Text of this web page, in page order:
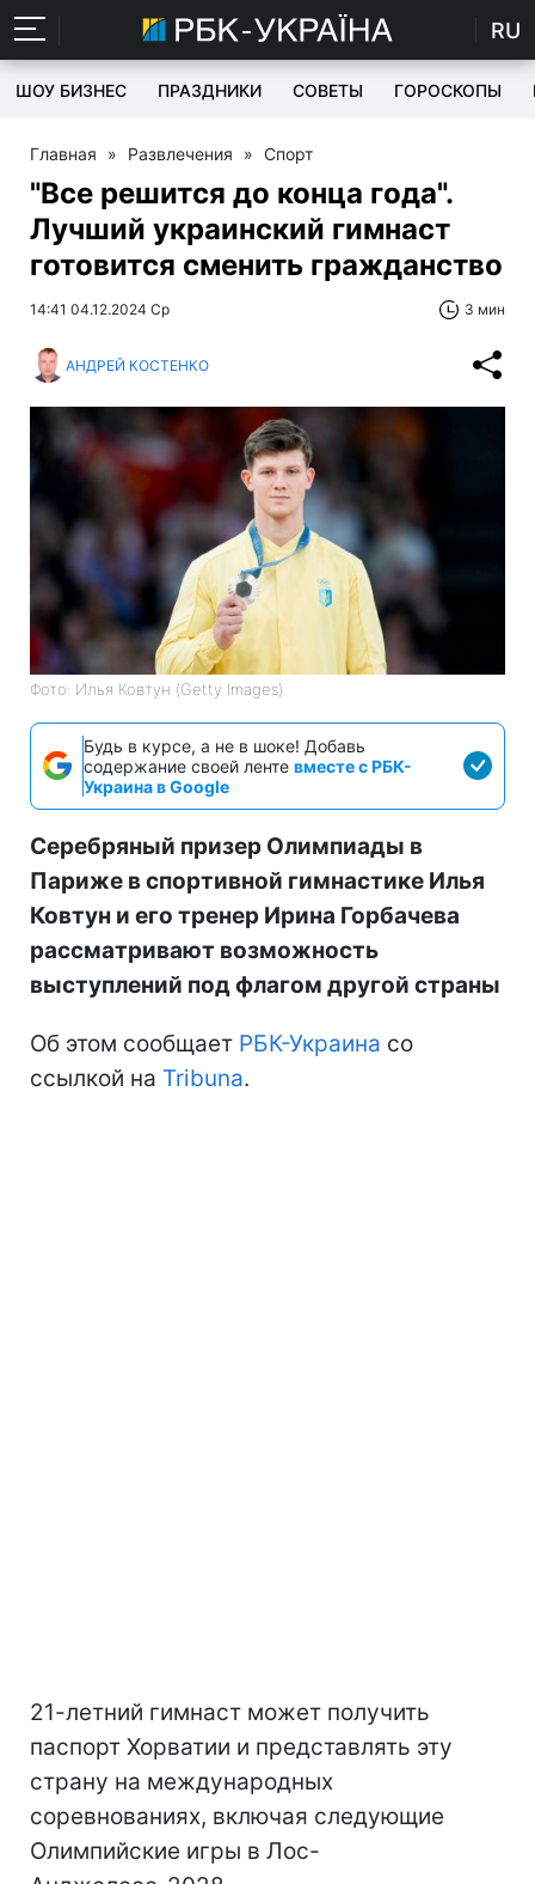
RU
ШОУ БИЗНЕС ПРАЗДНИКИ СОВЕТЫ ГОРОСКОПЫ
Главная » Развлечения » Спорт
"Все решится до конца года".
Лучший украинский гимнаст
готовится сменить гражданство
14:41 04.12.2024 Ср 3 мин
АНДРЕЙ КОСТЕНКО
Фото: Илья Ковтун (Getty Images)
Будь в курсе, а не в шоке! Добавь
содержание своей ленте вместе с РБК-
Украина в Google
Серебряный призер Олимпиады в
Париже в спортивной гимнастике Илья
Ковтун и его тренер Ирина Горбачева
рассматривают возможность
выступлений под флагом другой страны
Об этом сообщает РБК-Украина со
ссылкой на Tribuna.
21-летний гимнаст может получить
паспорт Хорватии и представлять эту
страну на международных
соревнованиях, включая следующие
Олимпийские игры в Лос-